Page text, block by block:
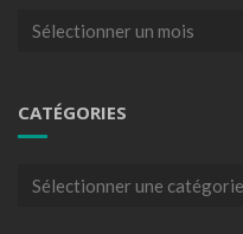
Archives
CATÉGORIES
Catégories